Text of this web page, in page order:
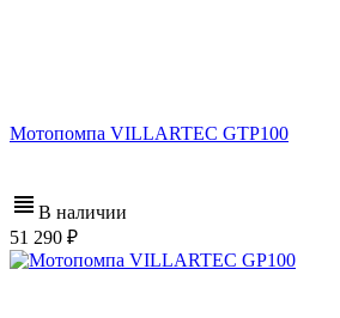
Мотопомпа VILLARTEC GTP100
В наличии
51 290